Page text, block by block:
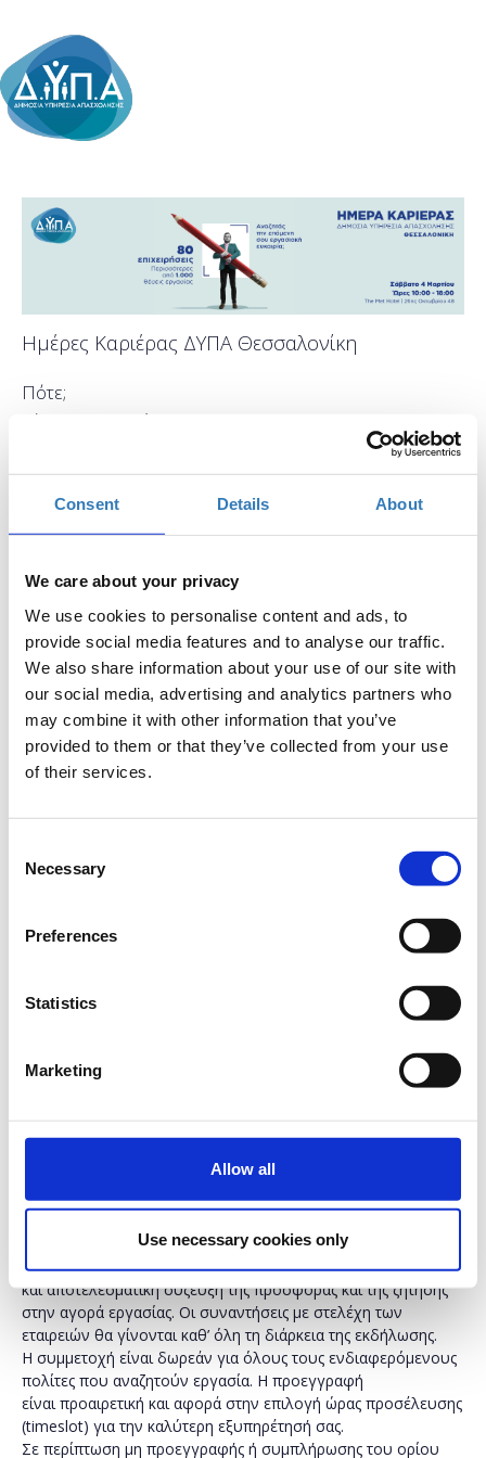
Consent Details About
We care about your privacy
We use cookies to personalise content and ads, to
provide social media features and to analyse our traffic.
We also share information about your use of our site with
our social media, advertising and analytics partners who
may combine it with other information that you’ve
provided to them or that they’ve collected from your use
of their services.
Selection
Necessary
Preferences
Statistics
Marketing
Allow all
Use necessary cookies only
Ημέρες Καριέρας ΔΥΠΑ Θεσσαλονίκη
Πότε;
Σάββατο, 4 Μαρτίου 2023
Προσθήκη στο ημερολόγιό σας
Προεγγραφή | Σάββατο 4 Μαρτίου
| 10.00 - 12.00
έχει λήξει.
| 12.00 - 14.00
Η περίοδος εγγραφών
έχει λήξει.
Προεγγραφή | Σάββατο 4 Μαρτίου
| 14.00 - 16.00
Η περίοδος εγγραφών
έχει λήξει.
Η Δημόσια Υπηρεσία Απασχόλησης ΔΥΠΑ διοργανώνει το
Σάββατο 4 Μαρτίου 2023 (ώρες 10:00 - 18:00, στο Met
Ημέρα Καριέρας ΔΥΠΑ με στόχο να δοθεί η δυνατότητα σε
όσους αναζητούν εργασία να συνομιλήσουν απευθείας με
Έχουν ήδη δηλώσει συμμετοχή 80 επιχειρήσεις με πάνω από
1000 θέσεις εργασίας διαφόρων ειδικοτήτων και επιπέδων
δράσεων και εκδηλώσεων της Δημόσιας Υπηρεσίας
Απασχόλησης, οι οποίες υλοποιούνται με στόχο την άμεση
και αποτελεσματική σύζευξη της προσφοράς και της ζήτησης
στην αγορά εργασίας. Οι συναντήσεις με στελέχη των
εταιρειών θα γίνονται καθ’ όλη τη διάρκεια της εκδήλωσης.
Η συμμετοχή είναι δωρεάν για όλους τους ενδιαφερόμενους
πολίτες που αναζητούν εργασία. Η προεγγραφή
είναι προαιρετική και αφορά στην επιλογή ώρας προσέλευσης
(timeslot) για την καλύτερη εξυπηρέτησή σας.
Σε περίπτωση μη προεγγραφής ή συμπλήρωσης του ορίου